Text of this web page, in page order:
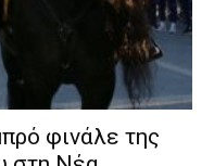
φινάλε της